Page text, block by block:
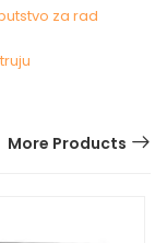
za rad
More Products